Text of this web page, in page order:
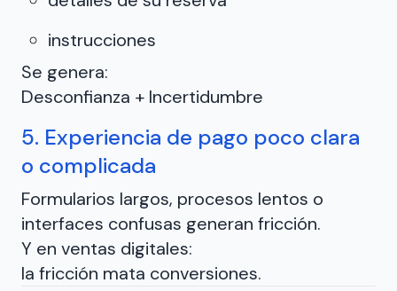
instrucciones
Se genera:
Desconfianza + Incertidumbre
5. Experiencia de pago poco clara
o complicada
Formularios largos, procesos lentos o
interfaces confusas generan fricción.
Y en ventas digitales:
la fricción mata conversiones.